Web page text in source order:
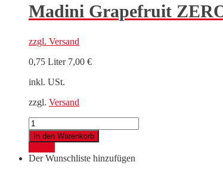
Madini Grapefruit
zzgl. Versand
0,75 Liter 7,00 €
inkl. USt.
zzgl. Versand
Madini
Grapefruit
ZERO
Menge
In den Warenkorb
Der Wunschliste hinzufügen